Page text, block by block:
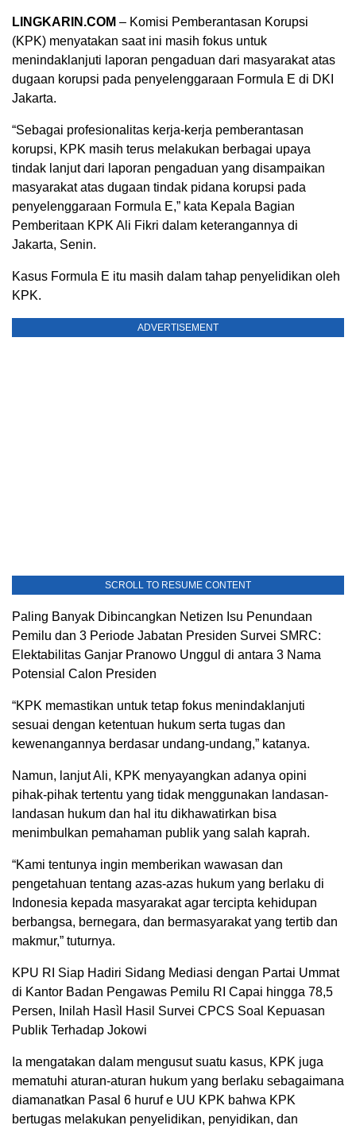
LINGKARIN.COM – Komisi Pemberantasan Korupsi
(KPK) menyatakan saat ini masih fokus untuk
menindaklanjuti laporan pengaduan dari masyarakat atas
dugaan korupsi pada penyelenggaraan Formula E di DKI
Jakarta.
“Sebagai profesionalitas kerja-kerja pemberantasan
korupsi, KPK masih terus melakukan berbagai upaya
tindak lanjut dari laporan pengaduan yang disampaikan
masyarakat atas dugaan tindak pidana korupsi pada
penyelenggaraan Formula E,” kata Kepala Bagian
Pemberitaan KPK Ali Fikri dalam keterangannya di
Jakarta, Senin.
Kasus Formula E itu masih dalam tahap penyelidikan oleh
KPK.
ADVERTISEMENT
SCROLL TO RESUME CONTENT
Paling Banyak Dibincangkan Netizen Isu Penundaan
Pemilu dan 3 Periode Jabatan Presiden Survei SMRC:
Elektabilitas Ganjar Pranowo Unggul di antara 3 Nama
Potensial Calon Presiden
“KPK memastikan untuk tetap fokus menindaklanjuti
sesuai dengan ketentuan hukum serta tugas dan
kewenangannya berdasar undang-undang,” katanya.
Namun, lanjut Ali, KPK menyayangkan adanya opini
pihak-pihak tertentu yang tidak menggunakan landasan-
landasan hukum dan hal itu dikhawatirkan bisa
menimbulkan pemahaman publik yang salah kaprah.
“Kami tentunya ingin memberikan wawasan dan
pengetahuan tentang azas-azas hukum yang berlaku di
Indonesia kepada masyarakat agar tercipta kehidupan
berbangsa, bernegara, dan bermasyarakat yang tertib dan
makmur,” tuturnya.
KPU RI Siap Hadiri Sidang Mediasi dengan Partai Ummat
di Kantor Badan Pengawas Pemilu RI Capai hingga 78,5
Persen, Inilah Hasìl Hasil Survei CPCS Soal Kepuasan
Publik Terhadap Jokowi
Ia mengatakan dalam mengusut suatu kasus, KPK juga
mematuhi aturan-aturan hukum yang berlaku sebagaimana
diamanatkan Pasal 6 huruf e UU KPK bahwa KPK
bertugas melakukan penyelidikan, penyidikan, dan